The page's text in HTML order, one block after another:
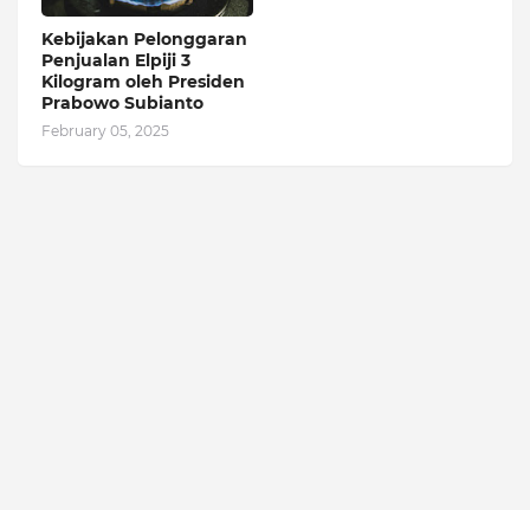
Kebijakan Pelonggaran
Penjualan Elpiji 3
Kilogram oleh Presiden
Prabowo Subianto
February 05, 2025